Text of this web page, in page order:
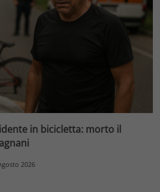
in bicicletta: morto il
2026